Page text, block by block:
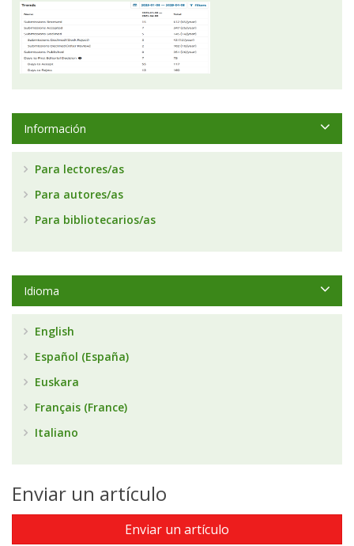
Información
Para lectores/as
Para autores/as
Para bibliotecarios/as
Idioma
English
Español (España)
Euskara
Français (France)
Italiano
Enviar un artículo
Enviar un artículo